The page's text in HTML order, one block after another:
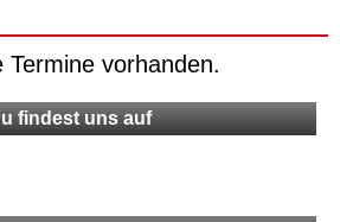
Termine vorhanden.
findest uns auf